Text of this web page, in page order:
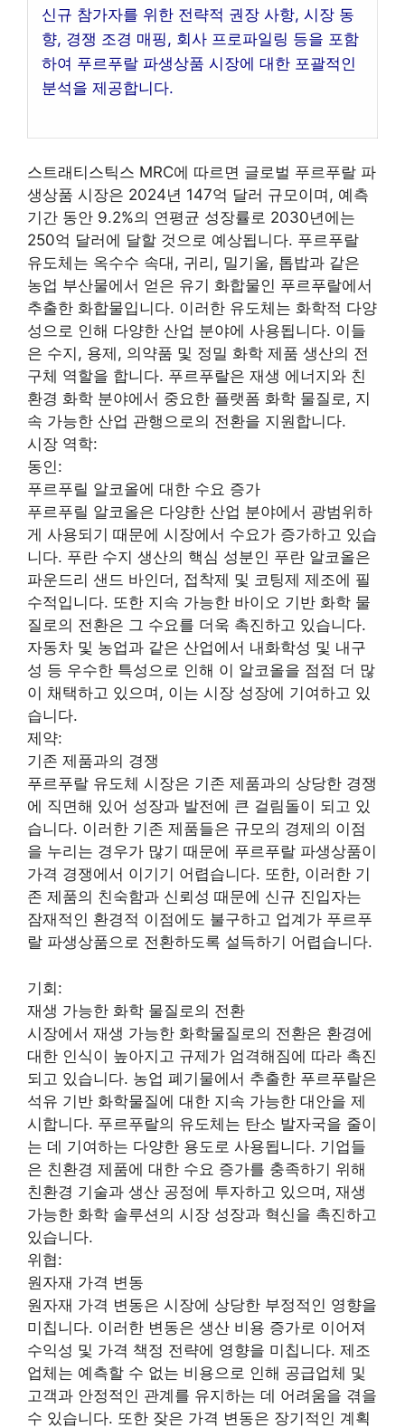
신규 참가자를 위한 전략적 권장 사항, 시장 동
향, 경쟁 조경 매핑, 회사 프로파일링 등을 포함
하여 푸르푸랄 파생상품 시장에 대한 포괄적인
분석을 제공합니다.
스트래티스틱스 MRC에 따르면 글로벌 푸르푸랄 파
생상품 시장은 2024년 147억 달러 규모이며, 예측
기간 동안 9.2%의 연평균 성장률로 2030년에는
250억 달러에 달할 것으로 예상됩니다. 푸르푸랄
유도체는 옥수수 속대, 귀리, 밀기울, 톱밥과 같은
농업 부산물에서 얻은 유기 화합물인 푸르푸랄에서
추출한 화합물입니다. 이러한 유도체는 화학적 다양
성으로 인해 다양한 산업 분야에 사용됩니다. 이들
은 수지, 용제, 의약품 및 정밀 화학 제품 생산의 전
구체 역할을 합니다. 푸르푸랄은 재생 에너지와 친
환경 화학 분야에서 중요한 플랫폼 화학 물질로, 지
속 가능한 산업 관행으로의 전환을 지원합니다.
시장 역학:
동인:
푸르푸릴 알코올에 대한 수요 증가
푸르푸릴 알코올은 다양한 산업 분야에서 광범위하
게 사용되기 때문에 시장에서 수요가 증가하고 있습
니다. 푸란 수지 생산의 핵심 성분인 푸란 알코올은
파운드리 샌드 바인더, 접착제 및 코팅제 제조에 필
수적입니다. 또한 지속 가능한 바이오 기반 화학 물
질로의 전환은 그 수요를 더욱 촉진하고 있습니다.
자동차 및 농업과 같은 산업에서 내화학성 및 내구
성 등 우수한 특성으로 인해 이 알코올을 점점 더 많
이 채택하고 있으며, 이는 시장 성장에 기여하고 있
습니다.
제약:
기존 제품과의 경쟁
푸르푸랄 유도체 시장은 기존 제품과의 상당한 경쟁
에 직면해 있어 성장과 발전에 큰 걸림돌이 되고 있
습니다. 이러한 기존 제품들은 규모의 경제의 이점
을 누리는 경우가 많기 때문에 푸르푸랄 파생상품이
가격 경쟁에서 이기기 어렵습니다. 또한, 이러한 기
존 제품의 친숙함과 신뢰성 때문에 신규 진입자는
잠재적인 환경적 이점에도 불구하고 업계가 푸르푸
랄 파생상품으로 전환하도록 설득하기 어렵습니다.
기회:
재생 가능한 화학 물질로의 전환
시장에서 재생 가능한 화학물질로의 전환은 환경에
대한 인식이 높아지고 규제가 엄격해짐에 따라 촉진
되고 있습니다. 농업 폐기물에서 추출한 푸르푸랄은
석유 기반 화학물질에 대한 지속 가능한 대안을 제
시합니다. 푸르푸랄의 유도체는 탄소 발자국을 줄이
는 데 기여하는 다양한 용도로 사용됩니다. 기업들
은 친환경 제품에 대한 수요 증가를 충족하기 위해
친환경 기술과 생산 공정에 투자하고 있으며, 재생
가능한 화학 솔루션의 시장 성장과 혁신을 촉진하고
있습니다.
위협:
원자재 가격 변동
원자재 가격 변동은 시장에 상당한 부정적인 영향을
미칩니다. 이러한 변동은 생산 비용 증가로 이어져
수익성 및 가격 책정 전략에 영향을 미칩니다. 제조
업체는 예측할 수 없는 비용으로 인해 공급업체 및
고객과 안정적인 관계를 유지하는 데 어려움을 겪을
수 있습니다. 또한 잦은 가격 변동은 장기적인 계획